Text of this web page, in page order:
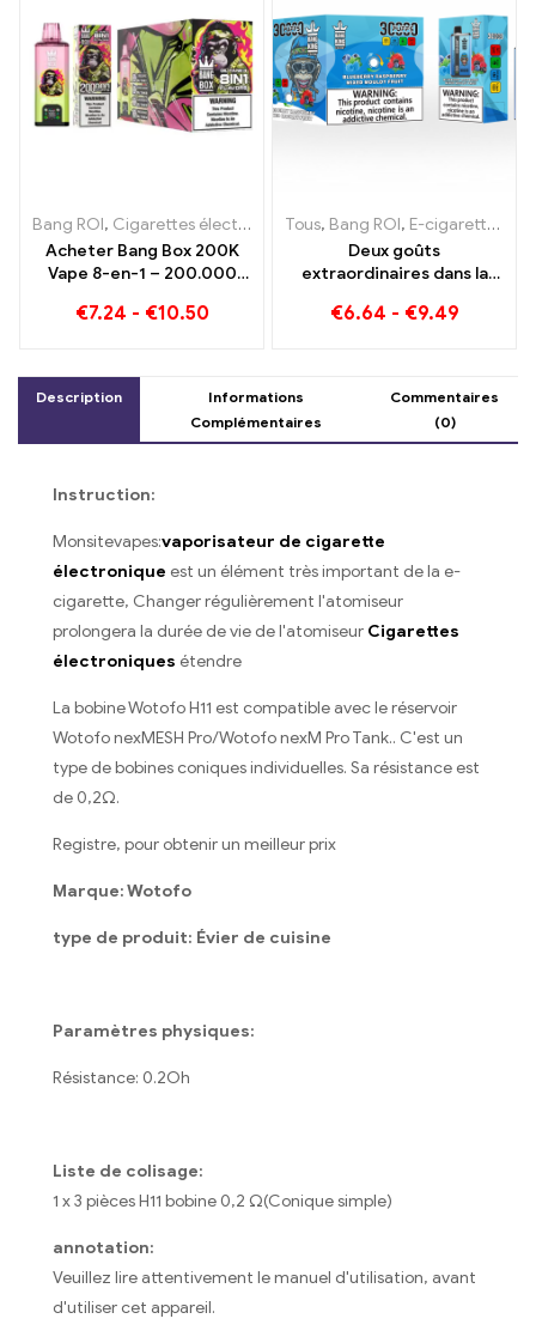
Bang ROI, Cigarettes électroniques jetables ,E-cigarettes
Acheter Bang Box 200K
Vape 8-en-1 – 200.000
saveurs
€7.24 - €10.50
Tous, Bang ROI, E-cigarettes jetables Lituanie
Deux goûts
extraordinaires dans la
Puffs E-Zigarette Myrtille
€6.64 - €9.49
Description
Informations
Complémentaires
Commentaires
(0)
Instruction:
Monsitevapes:vaporisateur de cigarette
électronique est un élément très important de la e-
cigarette, Changer régulièrement l'atomiseur
prolongera la durée de vie de l'atomiseur Cigarettes
électroniques étendre
La bobine Wotofo H11 est compatible avec le réservoir
Wotofo nexMESH Pro/Wotofo nexM Pro Tank.. C'est un
type de bobines coniques individuelles. Sa résistance est
de 0,2Ω.
Registre, pour obtenir un meilleur prix
Marque: Wotofo
type de produit: Évier de cuisine
Paramètres physiques:
Résistance: 0.2Oh
Liste de colisage:
1 x 3 pièces H11 bobine 0,2 Ω(Conique simple)
annotation:
Veuillez lire attentivement le manuel d'utilisation, avant
d'utiliser cet appareil.